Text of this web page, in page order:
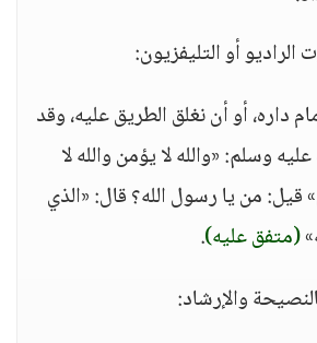
أو التليفزيون:
داره، أو أن نغلق الطريق عليه، وقد
وسلم: «والله لا يؤمن والله لا
قيل: من يا رسول الله؟ قال: «الذي
(متفق عليه).
والإرشاد: